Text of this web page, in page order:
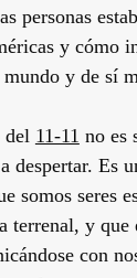
personas
y cómo
y de sí
del 11-11 no es
despertar. Es
somos seres
terrenal, y que
con